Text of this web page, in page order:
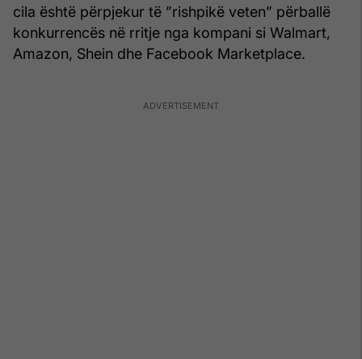
cila është përpjekur të ”rishpikë veten” përballë
konkurrencës në rritje nga kompani si Walmart,
Amazon, Shein dhe Facebook Marketplace.